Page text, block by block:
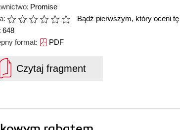
Promise
Bądź pierwszym, który oceni
648
format: PDF
Czytaj fragment